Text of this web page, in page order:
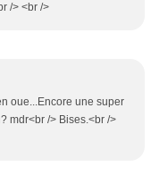
/> <br />
oue...Encore une super
mdr<br /> Bises.<br />